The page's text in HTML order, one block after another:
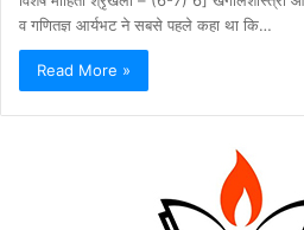
व गणितज्ञ आर्यभट ने सबसे पहले कहा था कि…
Read More »